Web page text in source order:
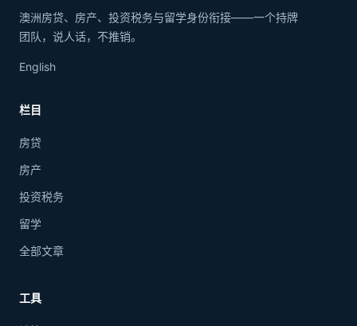
澳洲房贷、房产、投资税务与留学身份衔接——一个持牌
团队，说人话，不推销。
English
栏目
房贷
房产
投资税务
留学
全部文章
工具